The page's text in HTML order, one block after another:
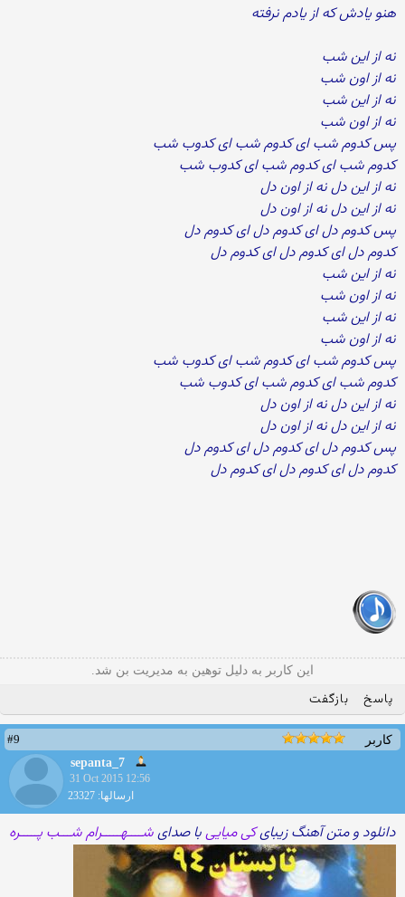
هنو یادش که از یادم نرفته
نه از این شب
نه از اون شب
نه از این شب
نه از اون شب
پس کدوم شب ای کدوم شب ای کدوب شب
کدوم شب ای کدوم شب ای کدوب شب
نه از این دل نه از اون دل
نه از این دل نه از اون دل
پس کدوم دل ای کدوم دل ای کدوم دل
کدوم دل ای کدوم دل ای کدوم دل
نه از این شب
نه از اون شب
نه از این شب
نه از اون شب
پس کدوم شب ای کدوم شب ای کدوب شب
کدوم شب ای کدوم شب ای کدوب شب
نه از این دل نه از اون دل
نه از این دل نه از اون دل
پس کدوم دل ای کدوم دل ای کدوم دل
کدوم دل ای کدوم دل ای کدوم دل
این کاربر به دلیل توهین به مدیریت بن شد.
پاسخ بازگفت
کاربر
#9
sepanta_7
31 Oct 2015 12:56
ارسالها: 23327
دانلود و متن آهنگ زیبایکی میاییبا صدایشــــهـــــرام شـــب پـــــره